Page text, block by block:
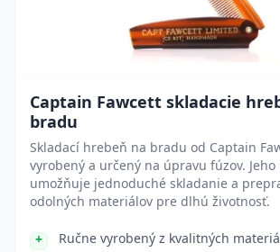
Captain Fawcett skladacie
bradu
Skladací hrebeň na bradu od Captain
vyrobený a určený na úpravu fúzov.
umožňuje jednoduché skladanie a
odolných materiálov pre dlhú životnosť.
Ručne vyrobený z kvalitných